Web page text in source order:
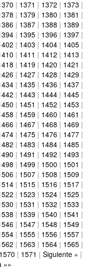
| 1371 | 1372 | 1373 |
| 1379 | 1380 | 1381 |
| 1387 | 1388 | 1389 |
| 1395 | 1396 | 1397 |
| 1403 | 1404 | 1405 |
| 1411 | 1412 | 1413 |
| 1419 | 1420 | 1421 |
| 1427 | 1428 | 1429 |
| 1435 | 1436 | 1437 |
| 1443 | 1444 | 1445 |
| 1451 | 1452 | 1453 |
| 1459 | 1460 | 1461 |
| 1467 | 1468 | 1469 |
| 1475 | 1476 | 1477 |
| 1483 | 1484 | 1485 |
| 1491 | 1492 | 1493 |
| 1499 | 1500 | 1501 |
| 1507 | 1508 | 1509 |
| 1515 | 1516 | 1517 |
| 1523 | 1524 | 1525 |
| 1531 | 1532 | 1533 |
| 1539 | 1540 | 1541 |
| 1547 | 1548 | 1549 |
| 1555 | 1556 | 1557 |
| 1563 | 1564 | 1565 |
1570 | 1571 | Siguiente » |
»»